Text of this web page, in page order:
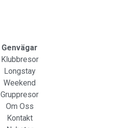
Genvägar
Klubbresor
Longstay
Weekend
Gruppresor
Om Oss
Kontakt